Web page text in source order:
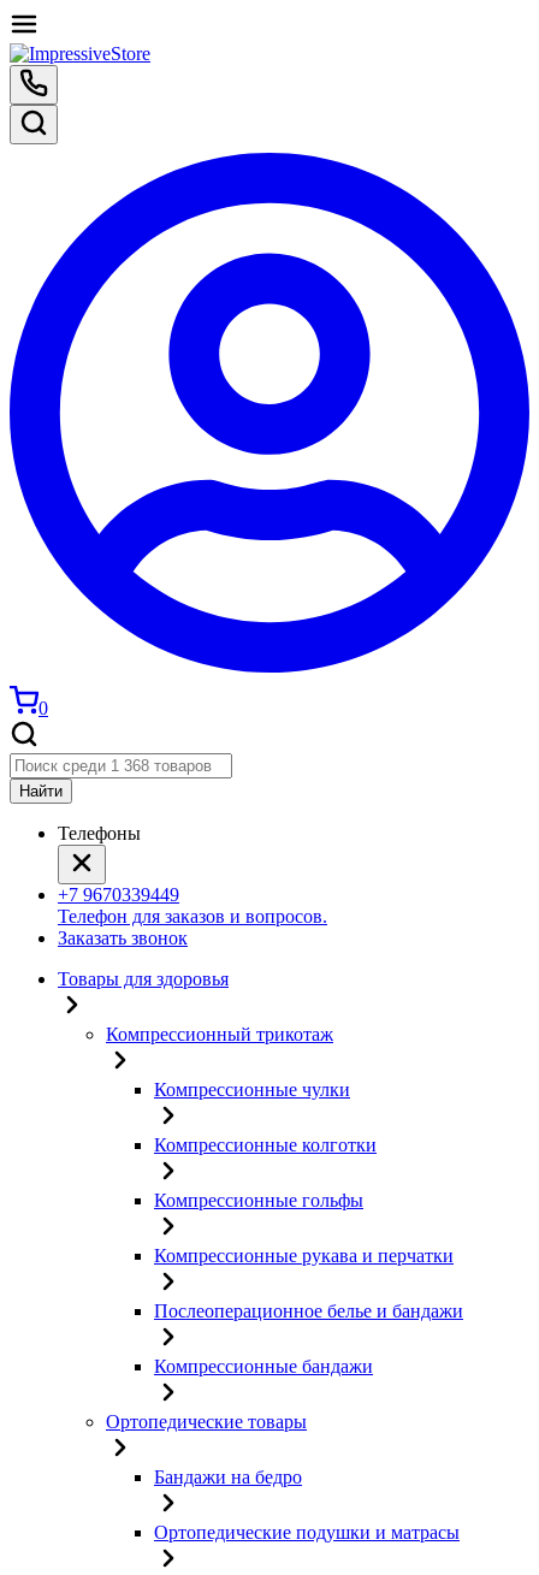
0
Найти
Телефоны
+7 9670339449
Телефон для заказов и вопросов.
Заказать звонок
Товары для здоровья
Компрессионный трикотаж
Компрессионные чулки
Компрессионные колготки
Компрессионные гольфы
Компрессионные рукава и перчатки
Послеоперационное белье и бандажи
Компрессионные бандажи
Ортопедические товары
Бандажи на бедро
Ортопедические подушки и матрасы